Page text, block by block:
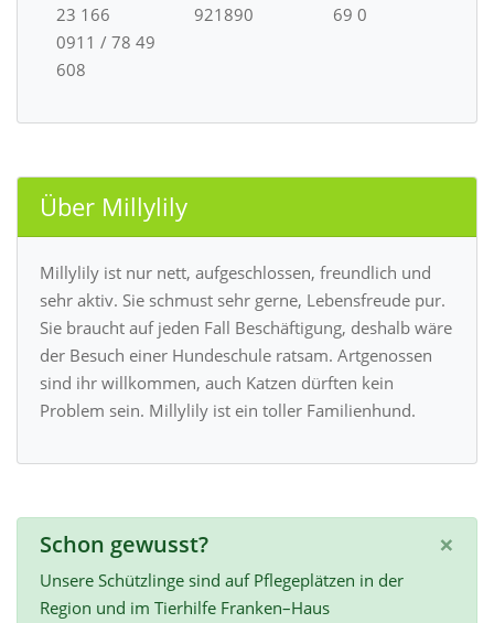
23 166
0911 / 78 49
608
921890
69 0
Über Millylily
Millylily ist nur nett, aufgeschlossen, freundlich und
sehr aktiv. Sie schmust sehr gerne, Lebensfreude pur.
Sie braucht auf jeden Fall Beschäftigung, deshalb wäre
der Besuch einer Hundeschule ratsam. Artgenossen
sind ihr willkommen, auch Katzen dürften kein
Problem sein. Millylily ist ein toller Familienhund.
×
Schon gewusst?
Unsere Schützlinge sind auf Pflegeplätzen in der
Region und im Tierhilfe Franken–Haus